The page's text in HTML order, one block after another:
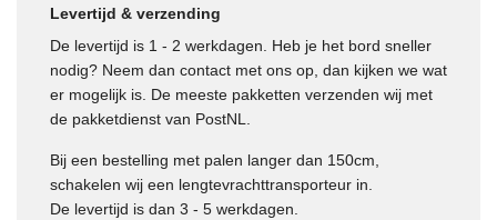
Levertijd & verzending
De levertijd is 1 - 2 werkdagen. Heb je het bord sneller
nodig? Neem dan contact met ons op, dan kijken we wat
er mogelijk is. De meeste pakketten verzenden wij met
de pakketdienst van PostNL.
Bij een bestelling met palen langer dan 150cm,
schakelen wij een lengtevrachttransporteur in.
De levertijd is dan 3 - 5 werkdagen.